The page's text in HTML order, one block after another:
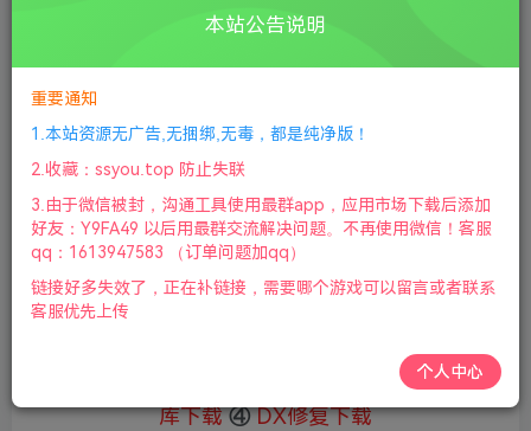
前往中世纪/Going Medieval
此内容为付费资源，请付费后查看
鲜花 5
赞助会员 免费
付费资源
③ 游戏运行
库下载 ④ DX修复下载
本站公告说明
重要通知
1.本站资源无广告,无捆绑,无毒，都是纯净版！
2.收藏：ssyou.top 防止失联
3.由于微信被封，沟通工具使用最群app，应用市场下载后添加
好友：Y9FA49 以后用最群交流解决问题。不再使用微信！客服
qq：1613947583 （订单问题加qq）
链接好多失效了，正在补链接，需要哪个游戏可以留言或者联系
客服优先上传
个人中心